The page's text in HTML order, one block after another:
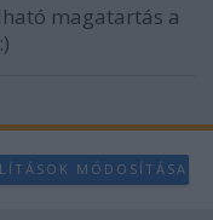
magatartás a
MÓDOSÍTÁSA